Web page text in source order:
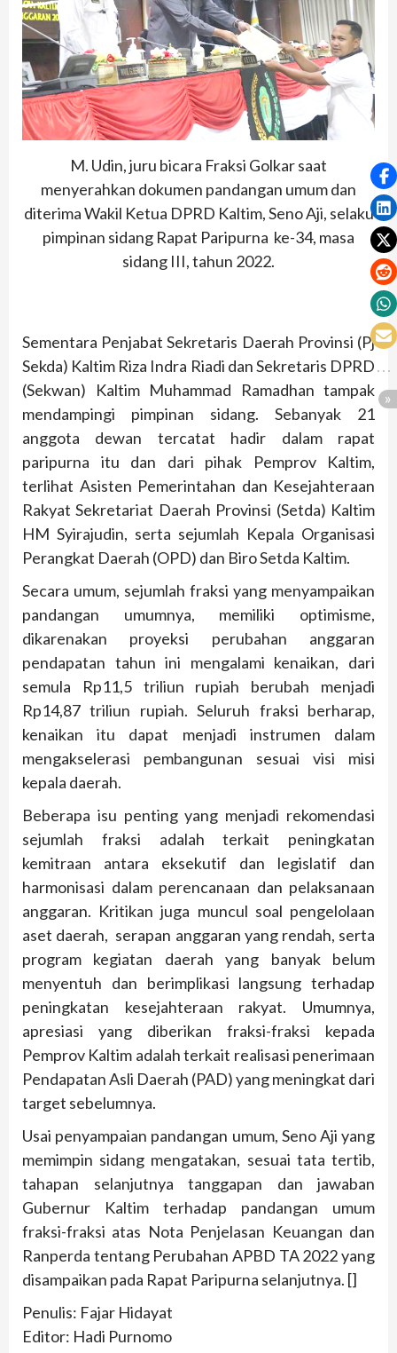
M. Udin, juru bicara Fraksi Golkar saat
menyerahkan dokumen pandangan umum dan
diterima Wakil Ketua DPRD Kaltim, Seno Aji, selaku
pimpinan sidang Rapat Paripurna ke-34, masa
sidang III, tahun 2022.
Sementara Penjabat Sekretaris Daerah Provinsi (Pj
Sekda) Kaltim Riza Indra Riadi dan Sekretaris DPRD
(Sekwan) Kaltim Muhammad Ramadhan tampak
mendampingi pimpinan sidang. Sebanyak 21
anggota dewan tercatat hadir dalam rapat
paripurna itu dan dari pihak Pemprov Kaltim,
terlihat Asisten Pemerintahan dan Kesejahteraan
Rakyat Sekretariat Daerah Provinsi (Setda) Kaltim
HM Syirajudin, serta sejumlah Kepala Organisasi
Perangkat Daerah (OPD) dan Biro Setda Kaltim.
Secara umum, sejumlah fraksi yang menyampaikan
pandangan umumnya, memiliki optimisme,
dikarenakan proyeksi perubahan anggaran
pendapatan tahun ini mengalami kenaikan, dari
semula Rp11,5 triliun rupiah berubah menjadi
Rp14,87 triliun rupiah. Seluruh fraksi berharap,
kenaikan itu dapat menjadi instrumen dalam
mengakselerasi pembangunan sesuai visi misi
kepala daerah.
Beberapa isu penting yang menjadi rekomendasi
sejumlah fraksi adalah terkait peningkatan
kemitraan antara eksekutif dan legislatif dan
harmonisasi dalam perencanaan dan pelaksanaan
anggaran. Kritikan juga muncul soal pengelolaan
aset daerah, serapan anggaran yang rendah, serta
program kegiatan daerah yang banyak belum
menyentuh dan berimplikasi langsung terhadap
peningkatan kesejahteraan rakyat. Umumnya,
apresiasi yang diberikan fraksi-fraksi kepada
Pemprov Kaltim adalah terkait realisasi penerimaan
Pendapatan Asli Daerah (PAD) yang meningkat dari
target sebelumnya.
Usai penyampaian pandangan umum, Seno Aji yang
memimpin sidang mengatakan, sesuai tata tertib,
tahapan selanjutnya tanggapan dan jawaban
Gubernur Kaltim terhadap pandangan umum
fraksi-fraksi atas Nota Penjelasan Keuangan dan
Ranperda tentang Perubahan APBD TA 2022 yang
disampaikan pada Rapat Paripurna selanjutnya. []
Penulis: Fajar Hidayat
Editor: Hadi Purnomo